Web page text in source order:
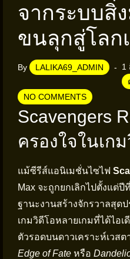
จากระบบสิ่
ขนลุกสู่โลก
By LALIKA69_ADMIN
1
NO COMMENTS
Scavengers
ครองใจในเก
แม้ซีรีส์แอนิเมชั่นไซไฟ
Max จะถูกยกเลิกไปตั้งแต่
ฐานะงานสร้างจักรวาลสุด
เกมวิดีโอหลายเกมที่ได้ไอเ
ตัวรอดบนดาวเคราะห์เวสต
Edge of Fate หรือ